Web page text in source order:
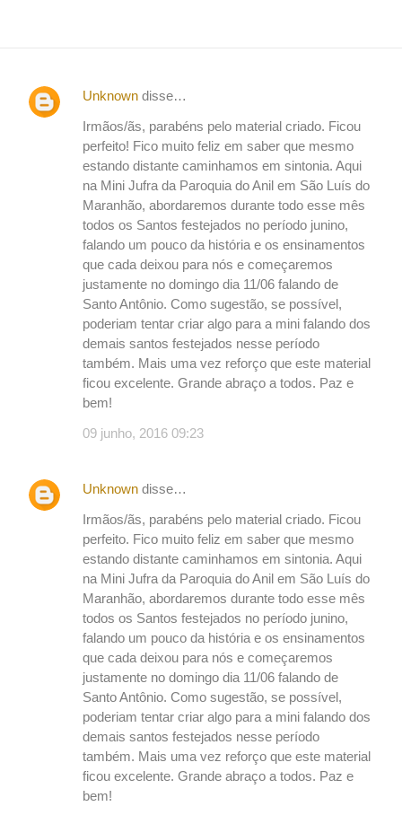
C
Unknown disse…
Irmãos/ãs, parabéns pelo material criado. Ficou
perfeito! Fico muito feliz em saber que mesmo
estando distante caminhamos em sintonia. Aqui
na Mini Jufra da Paroquia do Anil em São Luís do
Maranhão, abordaremos durante todo esse mês
todos os Santos festejados no período junino,
falando um pouco da história e os ensinamentos
que cada deixou para nós e começaremos
justamente no domingo dia 11/06 falando de
Santo Antônio. Como sugestão, se possível,
poderiam tentar criar algo para a mini falando dos
demais santos festejados nesse período
também. Mais uma vez reforço que este material
ficou excelente. Grande abraço a todos. Paz e
bem!
09 junho, 2016 09:23
Unknown disse…
Irmãos/ãs, parabéns pelo material criado. Ficou
perfeito. Fico muito feliz em saber que mesmo
estando distante caminhamos em sintonia. Aqui
na Mini Jufra da Paroquia do Anil em São Luís do
Maranhão, abordaremos durante todo esse mês
todos os Santos festejados no período junino,
falando um pouco da história e os ensinamentos
que cada deixou para nós e começaremos
justamente no domingo dia 11/06 falando de
Santo Antônio. Como sugestão, se possível,
poderiam tentar criar algo para a mini falando dos
demais santos festejados nesse período
também. Mais uma vez reforço que este material
ficou excelente. Grande abraço a todos. Paz e
bem!